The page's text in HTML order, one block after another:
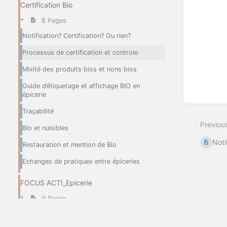
Certification Bio
8 Pages
Notification? Certification? Ou rien?
Processus de certification et controle
Mixité des produits bios et nons bios
Guide d’étiquetage et affichage BIO en
épicerie
Traçabilité
Bio et nuisibles
Restauration et mention de Bio
Echanges de pratiques entre épiceries
FOCUS ACTI_Epicerie
9 Pages
mode